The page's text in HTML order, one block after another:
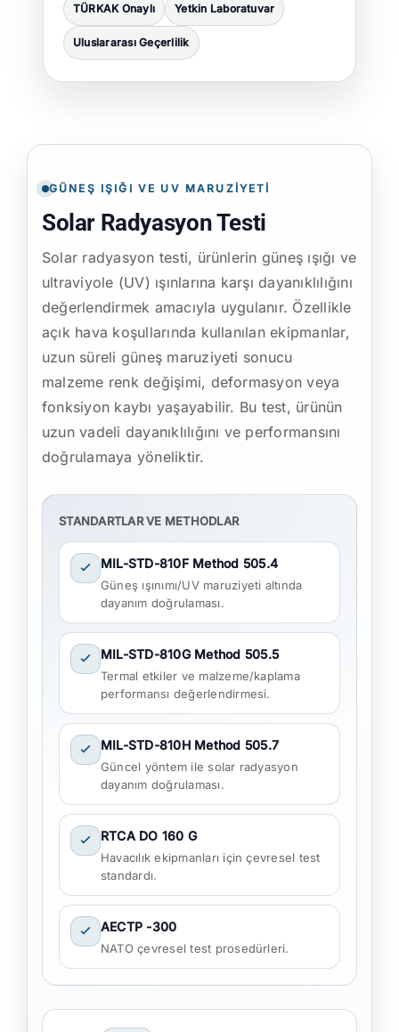
TÜRKAK Onaylı Yetkin Laboratuvar
Uluslararası Geçerlilik
GÜNEŞ IŞIĞI VE UV MARUZIYETI
Solar Radyasyon Testi
Solar radyasyon testi, ürünlerin güneş ışığı ve
ultraviyole (UV) ışınlarına karşı dayanıklılığını
değerlendirmek amacıyla uygulanır. Özellikle
açık hava koşullarında kullanılan ekipmanlar,
uzun süreli güneş maruziyeti sonucu
malzeme renk değişimi, deformasyon veya
fonksiyon kaybı yaşayabilir. Bu test, ürünün
uzun vadeli dayanıklılığını ve performansını
doğrulamaya yöneliktir.
STANDARTLAR VE METHODLAR
MIL-STD-810F Method 505.4
Güneş ışınımı/UV maruziyeti altında
dayanım doğrulaması.
MIL-STD-810G Method 505.5
Termal etkiler ve malzeme/kaplama
performansı değerlendirmesi.
MIL-STD-810H Method 505.7
Güncel yöntem ile solar radyasyon
dayanım doğrulaması.
RTCA DO 160 G
Havacılık ekipmanları için çevresel test
standardı.
AECTP -300
NATO çevresel test prosedürleri.